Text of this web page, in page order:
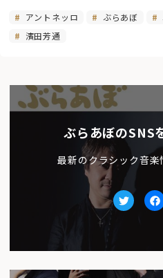
アントネッロ ぶらあぼ
濱田芳通
ぶらあぼのSNS
最新のクラシック音